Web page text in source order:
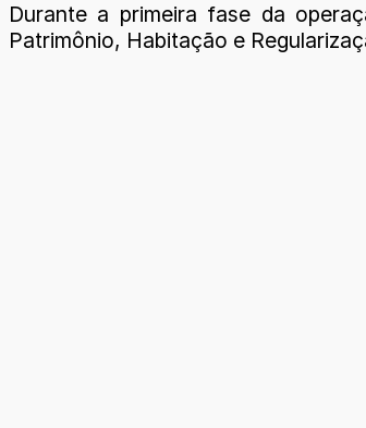
Durante a primeira fase da
Patrimônio, Habitação e